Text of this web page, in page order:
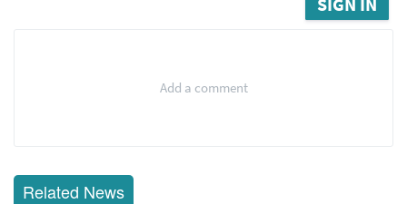
Add a comment
Related News